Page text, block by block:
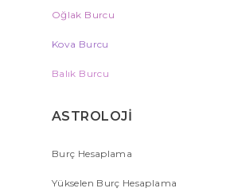
Oğlak Burcu
Kova Burcu
Balık Burcu
ASTROLOJİ
Burç Hesaplama
Yükselen Burç Hesaplama